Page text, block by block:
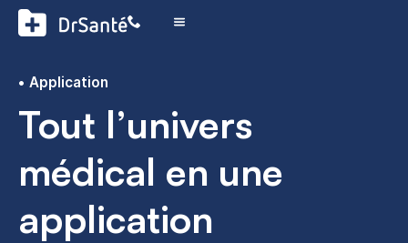
Application
Tout l’univers
médical en une
application